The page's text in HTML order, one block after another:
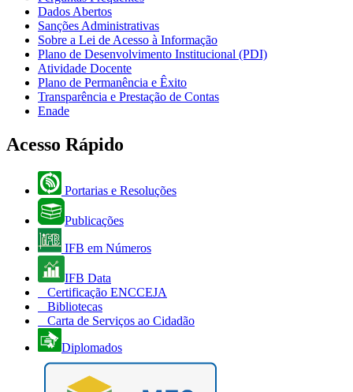
Dados Abertos
Sanções Administrativas
Sobre a Lei de Acesso à Informação
Plano de Desenvolvimento Institucional (PDI)
Atividade Docente
Plano de Permanência e Êxito
Transparência e Prestação de Contas
Enade
Acesso Rápido
Portarias e Resoluções
Publicações
IFB em Números
IFB Data
Certificação ENCCEJA
Bibliotecas
Carta de Serviços ao Cidadão
Diplomados